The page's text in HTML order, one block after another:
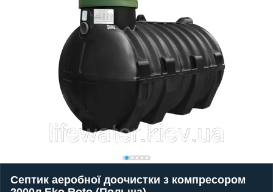
Септик аеробної доочистки з компресором